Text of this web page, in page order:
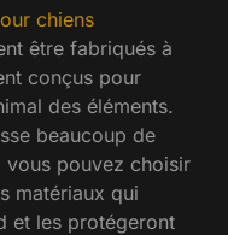
chiens
être fabriqués à
conçus pour
des éléments.
beaucoup de
pouvez choisir
matériaux qui
et les protégeront